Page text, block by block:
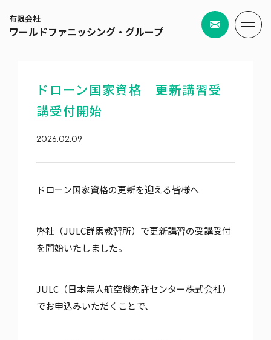
有限会社
ワールドファニッシング・グループ
ドローン国家資格 更新講習受
講受付開始
2026.02.09
ドローン国家資格の更新を迎える皆様へ
弊社（JULC群馬教習所）で更新講習の受講受付
を開始いたしました。
JULC（日本無人航空機免許センター株式会社）
でお申込みいただくことで、